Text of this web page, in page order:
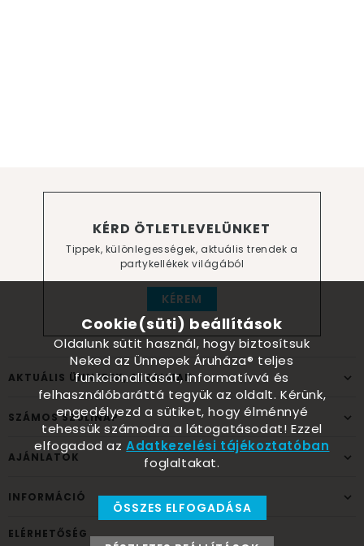
KÉRD ÖTLETLEVELÜNKET
Tippek, különlegességek, aktuális trendek a
partykellékek világából
KÉREM
AKTUÁLIS ÜNNEPEK, ALKALMAK
SZÁMOS SZÜLINAP
AJÁNLATOK
INFORMÁCIÓ
ELÉRHETŐSÉG
Cookie(süti) beállítások
Oldalunk sütit használ, hogy biztosítsuk
Neked az Ünnepek Áruháza® teljes
funkcionalitását, informatívvá és
felhasználóbaráttá tegyük az oldalt. Kérünk,
engedélyezd a sütiket, hogy élménnyé
tehessük számodra a látogatásodat! Ezzel
elfogadod azAdatkezelési tájékoztatóban
foglaltakat.
ÖSSZES ELFOGADÁSA